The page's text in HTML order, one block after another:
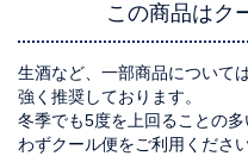
この商品はク
生酒など、一部商品について
強く推奨しております。
冬季でも5度を上回ることの
わずクール便をご利用ください